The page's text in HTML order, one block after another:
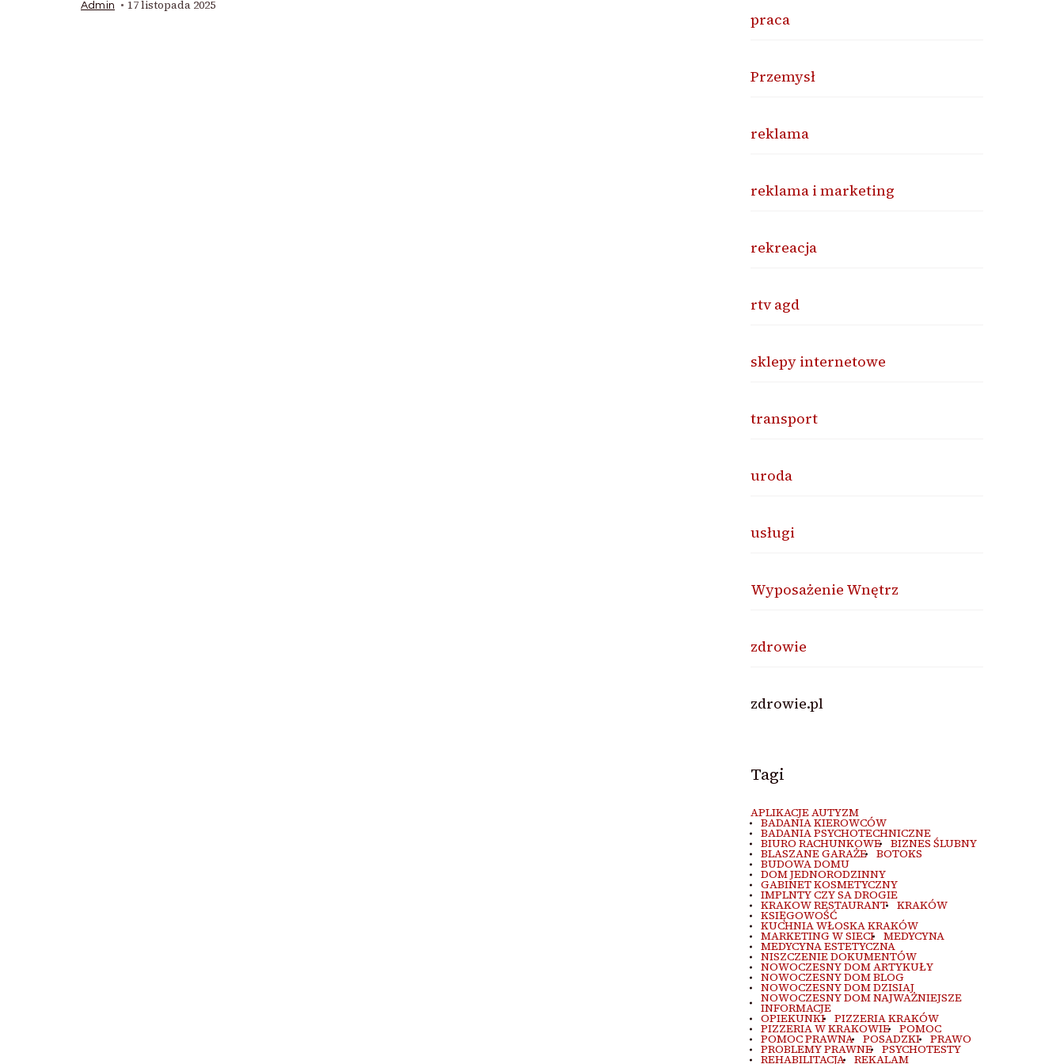
Admin 17 listopada 2025
praca
Przemysł
reklama
reklama i marketing
rekreacja
rtv agd
sklepy internetowe
transport
uroda
usługi
Wyposażenie Wnętrz
zdrowie
zdrowie.pl
Tagi
APLIKACJE AUTYZM
BADANIA KIEROWCÓW
BADANIA PSYCHOTECHNICZNE
BIURO RACHUNKOWE BIZNES ŚLUBNY
BLASZANE GARAŻE BOTOKS
BUDOWA DOMU
DOM JEDNORODZINNY
GABINET KOSMETYCZNY
IMPLNTY CZY SA DROGIE
KRAKOW RESTAURANT KRAKÓW
KSIĘGOWOŚĆ
KUCHNIA WŁOSKA KRAKÓW
MARKETING W SIECI MEDYCYNA
MEDYCYNA ESTETYCZNA
NISZCZENIE DOKUMENTÓW
NOWOCZESNY DOM ARTYKUŁY
NOWOCZESNY DOM BLOG
NOWOCZESNY DOM DZISIAJ
NOWOCZESNY DOM NAJWAŻNIEJSZE
INFORMACJE
OPIEKUNKI PIZZERIA KRAKÓW
PIZZERIA W KRAKOWIE POMOC
POMOC PRAWNA POSADZKI PRAWO
PROBLEMY PRAWNE PSYCHOTESTY
REHABILITACJA REKALAM